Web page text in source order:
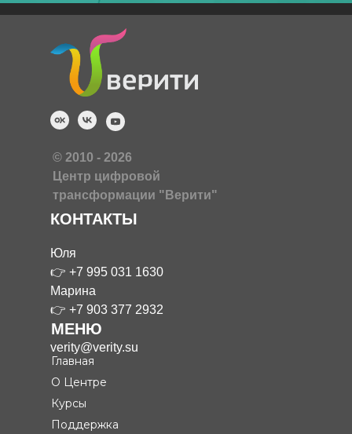
КОНТАКТЫ
МЕНЮ
Юля
👉 +7 995 031 1630
Марина
👉+7 903 377 2932
verity@verity.su
© 2010 - 2026
Центр цифровой
Главная
О Центре